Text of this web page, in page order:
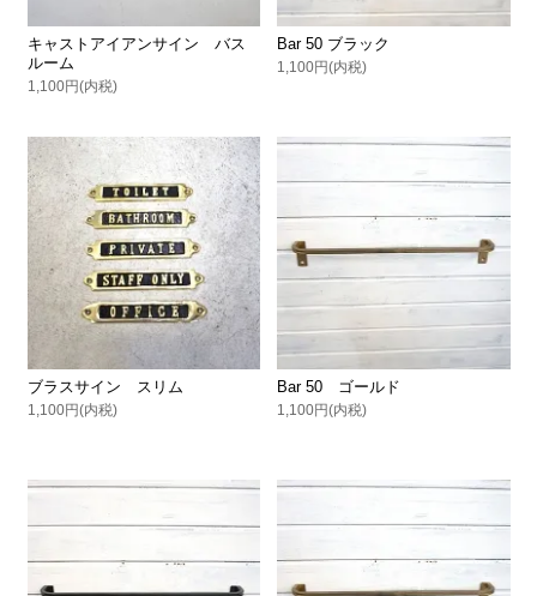
キャストアイアンサイン バス
ルーム
1,100円(内税)
Bar 50 ブラック
1,100円(内税)
ブラスサイン スリム
1,100円(内税)
Bar 50 ゴールド
1,100円(内税)